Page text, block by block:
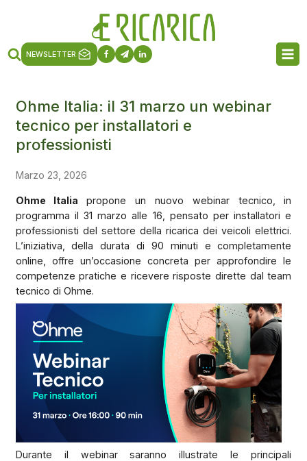
NEWSLETTER
Ohme Italia: il 31 marzo un webinar
tecnico per installatori e
professionisti
Marzo 23, 2026
Ohme Italiapropone un nuovo webinar tecnico, in
programma il 31 marzo alle 16, pensato per installatori e
professionisti del settore della ricarica dei veicoli elettrici.
L’iniziativa, della durata di 90 minuti e completamente
online, offre un’occasione concreta per approfondire le
competenze pratiche e ricevere risposte dirette dal team
tecnico di Ohme.
Durante il webinar saranno illustrate le principali